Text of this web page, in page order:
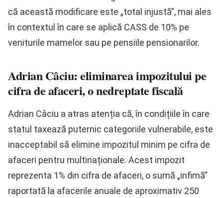
că această modificare este „total injustă”, mai ales
în contextul în care se aplică CASS de 10% pe
veniturile mamelor sau pe pensiile pensionarilor.
Adrian Câciu: eliminarea impozitului pe
cifra de afaceri, o nedreptate fiscală
Adrian Câciu a atras atenția că, în condițiile în care
statul taxează puternic categoriile vulnerabile, este
inacceptabil să elimine impozitul minim pe cifra de
afaceri pentru multinaționale. Acest impozit
reprezenta 1% din cifra de afaceri, o sumă „infimă”
raportată la afacerile anuale de aproximativ 250